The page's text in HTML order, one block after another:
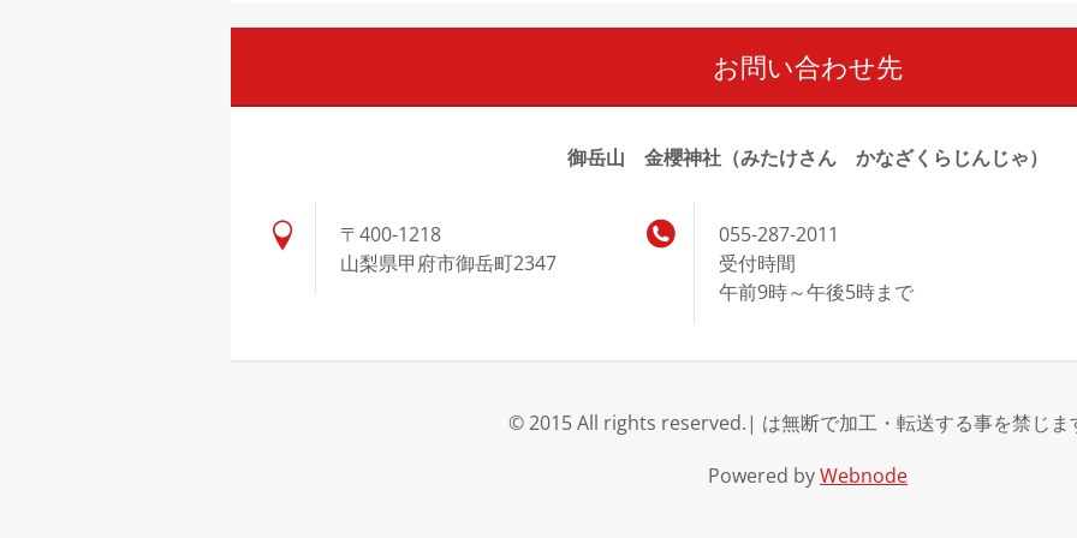
お問い合わせ先
御岳山 金櫻神社（みたけさん かなざくらじんじゃ）
〒400-1218
山梨県甲府市御岳町2347
055-287-2011
受付時間
午前9時～午後5時まで
© 2015 All rights reserved.| は無断で加工・転送する事を禁じま
Powered byWebnode